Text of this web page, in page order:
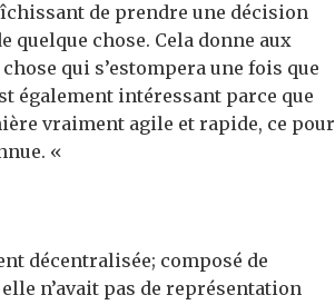
de prendre une décision
quelque chose. Cela donne aux
qui s’estompera une fois que
également intéressant parce que
vraiment agile et rapide, ce pour
«
décentralisée; composé de
n’avait pas de représentation